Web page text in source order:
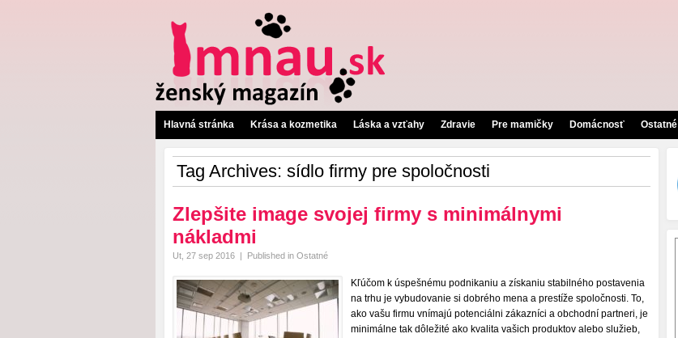
Hlavná stránka Krása a kozmetika Láska a vzťahy Zdravie Pre mamičky Domácnosť Ostatné
Tag Archives: sídlo firmy pre spoločnosti
Zlepšite image svojej firmy s minimálnymi
nákladmi
Ut, 27 sep 2016 | Published in Ostatné
Kľúčom k úspešnému podnikaniu a získaniu stabilného postavenia
na trhu je vybudovanie si dobrého mena a prestíže spoločnosti. To,
ako vašu firmu vnímajú potenciálni zákazníci a obchodní partneri, je
minimálne tak dôležité ako kvalita vašich produktov alebo služieb,